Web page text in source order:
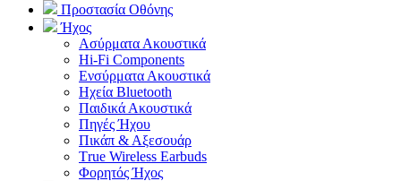
Προστασία Οθόνης
Ήχος
Ασύρματα Ακουστικά
Hi-Fi Components
Ενσύρματα Ακουστικά
Ηχεία Bluetooth
Παιδικά Ακουστικά
Πηγές Ήχου
Πικάπ & Αξεσουάρ
Τrue Wireless Earbuds
Φορητός Ήχος